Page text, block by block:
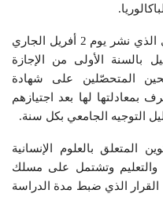
وينص الفصل الخامس للقرار الوزاري الذي نشر يوم 2 أفريل الجاري
بالسنة الأولى من الإجازة
المتحصّلين على شهادة
بمعادلتها لها بعد اجتيازهم
التوجيه الجامعي بكل سنة.
المتعلق بالعلوم الإنسانية
والتعليم وتشتمل على مسلك
القرار الذي ضبط مدة الدراسة